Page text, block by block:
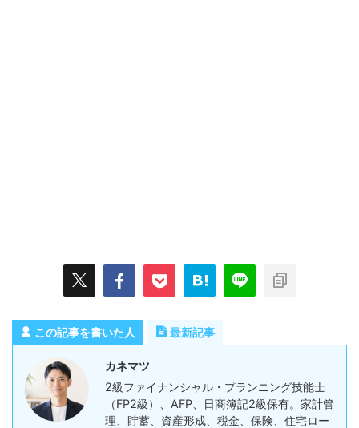
この記事を書いた人 最新記事
カネマツ
2級ファイナンシャル・プランニング技能士
（FP2級）、AFP、日商簿記2級保有。家計管
理、貯蓄、資産形成、税金、保険、住宅ロー